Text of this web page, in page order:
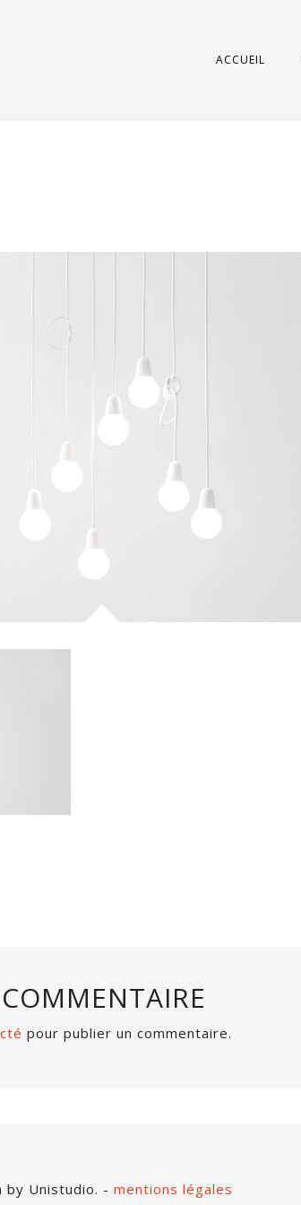
ACCUEIL
pour publier un commentaire.
by Unistudio. - mentions légales